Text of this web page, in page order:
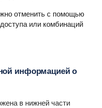
отменить с помощью
или комбинаций
информацией о
в нижней части